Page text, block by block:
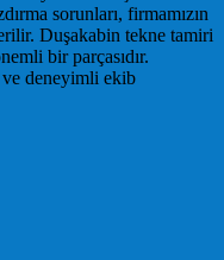
sorunları, firmamızın
Duşakabin tekne tamiri
bir parçasıdır.
ve deneyimli ekib